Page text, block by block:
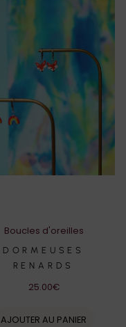
Boucles d'oreilles
DORMEUSES
RENARDS
25.00€
AJOUTER AU PANIER